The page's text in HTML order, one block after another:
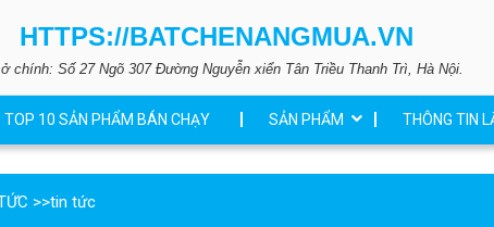
HTTPS://BATCHENANGMUA.VN
chính: Số 27 Ngõ 307 Đường Nguyễn xiển Tân Triều Thanh Trì, Hà Nội.
TOP 10 SẢN PHẨM BÁN CHẠY SẢN PHẨM THÔNG TIN
>>tin tức